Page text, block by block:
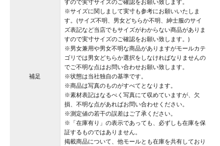
補足
すので実寸サイズのご確認をお願い致します。
※サイズに関しまして実寸も参考にお願いいたしま
す。(サイズ不明、男女どちらか不明、紳士服のサイ
ズ表記など当店でもサイズがわからない商品がありま
すので実寸サイズのご確認をお願い致します。)
※男女兼用や男女不明な商品がありますがモールカテ
ゴリでは男女どちらか選択をしなければなりませんの
でご不明な点はお問い合わせお願い致します。
※状態は当社独自の基準です。
※商品は写真のものがすべてとなります。
※素材表記はなるべく写真にて収めていますが、欠
損、不明な点があればお問い合わせください。
※測定値の若干の誤差はご了承ください。
※「在庫有り」の表示であっても、必ずしも在庫を保
証するものではありません。
掲載商品について、他モールとも在庫を共有しており